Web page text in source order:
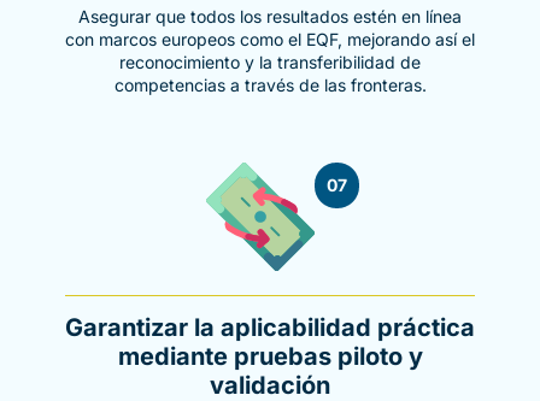
Asegurar que todos los resultados estén en línea
con marcos europeos como el EQF, mejorando así el
reconocimiento y la transferibilidad de
competencias a través de las fronteras.
07
Garantizar la aplicabilidad práctica
mediante pruebas piloto y
validación